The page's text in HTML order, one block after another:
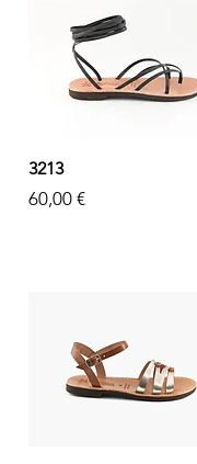
3213
Prezzo
60,00 €